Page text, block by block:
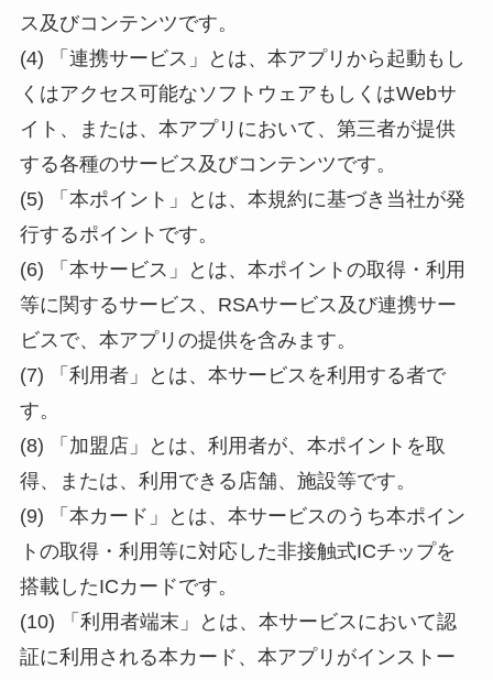
ス及びコンテンツです。
(4) 「連携サービス」とは、本アプリから起動もし
くはアクセス可能なソフトウェアもしくはWebサ
イト、または、本アプリにおいて、第三者が提供
する各種のサービス及びコンテンツです。
(5) 「本ポイント」とは、本規約に基づき当社が発
行するポイントです。
(6) 「本サービス」とは、本ポイントの取得・利用
等に関するサービス、RSAサービス及び連携サー
ビスで、本アプリの提供を含みます。
(7) 「利用者」とは、本サービスを利用する者で
す。
(8) 「加盟店」とは、利用者が、本ポイントを取
得、または、利用できる店舗、施設等です。
(9) 「本カード」とは、本サービスのうち本ポイン
トの取得・利用等に対応した非接触式ICチップを
搭載したICカードです。
(10) 「利用者端末」とは、本サービスにおいて認
証に利用される本カード、本アプリがインストー